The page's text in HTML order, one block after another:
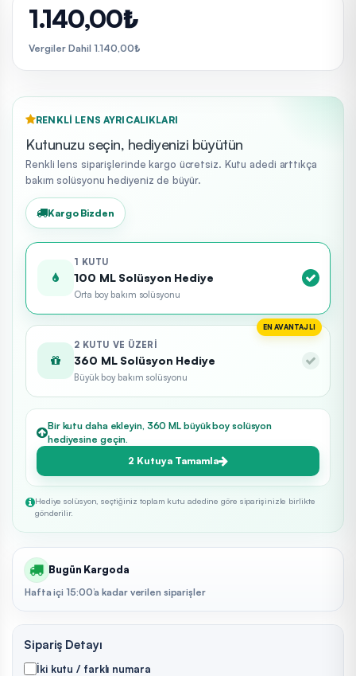
1.140,00₺
Vergiler Dahil 1.140,00₺
RENKLI LENS AYRICALIKLARI
Kutunuzu seçin, hediyenizi büyütün
Renkli lens siparişlerinde kargo ücretsiz. Kutu adedi arttıkça
bakım solüsyonu hediyeniz de büyür.
Kargo Bizden
1 KUTU
100 ML Solüsyon Hediye
Orta boy bakım solüsyonu
EN AVANTAJLI
2 KUTU VE ÜZERI
360 ML Solüsyon Hediye
Büyük boy bakım solüsyonu
Bir kutu daha ekleyin, 360 ML büyük boy solüsyon
hediyesine geçin.
2 Kutuya Tamamla
Hediye solüsyon, seçtiğiniz toplam kutu adedine göre siparişinizle birlikte
gönderilir.
Bugün Kargoda
Hafta içi 15:00’a kadar verilen siparişler
Sipariş Detayı
İki kutu / farklı numara